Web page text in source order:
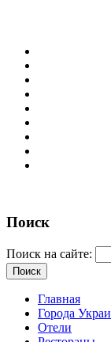
Поиск
Поиск на сайте:
Главная
Города
Отели